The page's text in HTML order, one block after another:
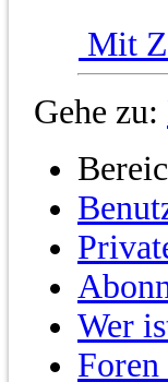
Mit
Gehe zu:
Wer
Foren